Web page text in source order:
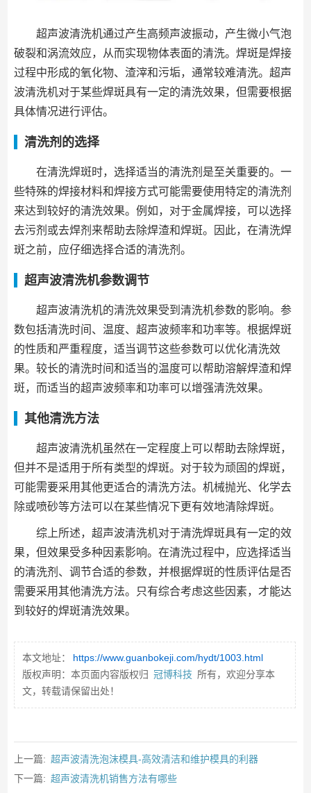
超声波清洗机通过产生高频声波振动，产生微小气泡
破裂和涡流效应，从而实现物体表面的清洗。焊斑是焊接
过程中形成的氧化物、渣滓和污垢，通常较难清洗。超声
波清洗机对于某些焊斑具有一定的清洗效果，但需要根据
具体情况进行评估。
清洗剂的选择
在清洗焊斑时，选择适当的清洗剂是至关重要的。一
些特殊的焊接材料和焊接方式可能需要使用特定的清洗剂
来达到较好的清洗效果。例如，对于金属焊接，可以选择
去污剂或去焊剂来帮助去除焊渣和焊斑。因此，在清洗焊
斑之前，应仔细选择合适的清洗剂。
超声波清洗机参数调节
超声波清洗机的清洗效果受到清洗机参数的影响。参
数包括清洗时间、温度、超声波频率和功率等。根据焊斑
的性质和严重程度，适当调节这些参数可以优化清洗效
果。较长的清洗时间和适当的温度可以帮助溶解焊渣和焊
斑，而适当的超声波频率和功率可以增强清洗效果。
其他清洗方法
超声波清洗机虽然在一定程度上可以帮助去除焊斑，
但并不是适用于所有类型的焊斑。对于较为顽固的焊斑，
可能需要采用其他更适合的清洗方法。机械抛光、化学去
除或喷砂等方法可以在某些情况下更有效地清除焊斑。
综上所述，超声波清洗机对于清洗焊斑具有一定的效
果，但效果受多种因素影响。在清洗过程中，应选择适当
的清洗剂、调节合适的参数，并根据焊斑的性质评估是否
需要采用其他清洗方法。只有综合考虑这些因素，才能达
到较好的焊斑清洗效果。
本文地址：
https://www.guanbokeji.com/hydt/1003.html
版权声明：本页面内容版权归 冠博科技 所有，欢迎分享本
文，转载请保留出处！
上一篇: 超声波清洗泡沫模具-高效清洁和维护模具的利器
下一篇: 超声波清洗机销售方法有哪些